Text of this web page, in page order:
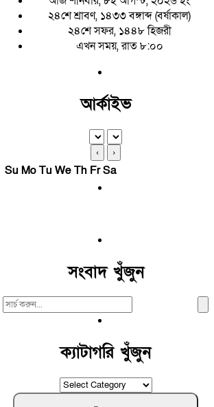
২৪শে শ্রাবণ, ১৪৩৩ বঙ্গাব্দ (বর্ষাকাল)
২৪শে সফর, ১৪৪৮ হিজরী
এখন সময়, রাত ৮:০০
আর্কাইভ
‹ ›
Su MoTu WeTh FrSa
সংবাদ খুঁজুন
Search
ক্যাটাগরি খুঁজুন
ক্যাটাগরি
খুঁজুন